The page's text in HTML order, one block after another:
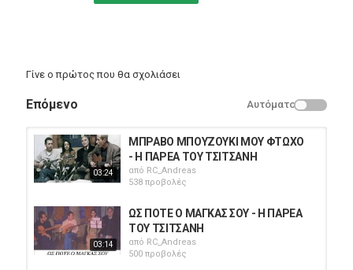
Γίνε ο πρώτος που θα σχολιάσει
Επόμενο Αυτόματο
03:24
ΜΠΡΑΒΟ ΜΠΟΥΖΟΥΚΙ ΜΟΥ ΦΤΩΧΟ
- Η ΠΑΡΕΑ ΤΟΥ ΤΣΙΤΣΑΝΗ
από RC_Andreas
538 προβολές
03:14
ΩΣ ΠΟΤΕ Ο ΜΑΓΚΑΣ ΣΟΥ - Η ΠΑΡΕΑ
ΤΟΥ ΤΣΙΤΣΑΝΗ
από RC_Andreas
500 προβολές